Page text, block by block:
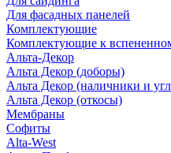
Для фасадных панелей
Комплектующие
Комплектующие к
Альта-Декор
Альта Декор (доборы)
Альта Декор (наличники и
Альта Декор (откосы)
Мембраны
Софиты
Alta-West